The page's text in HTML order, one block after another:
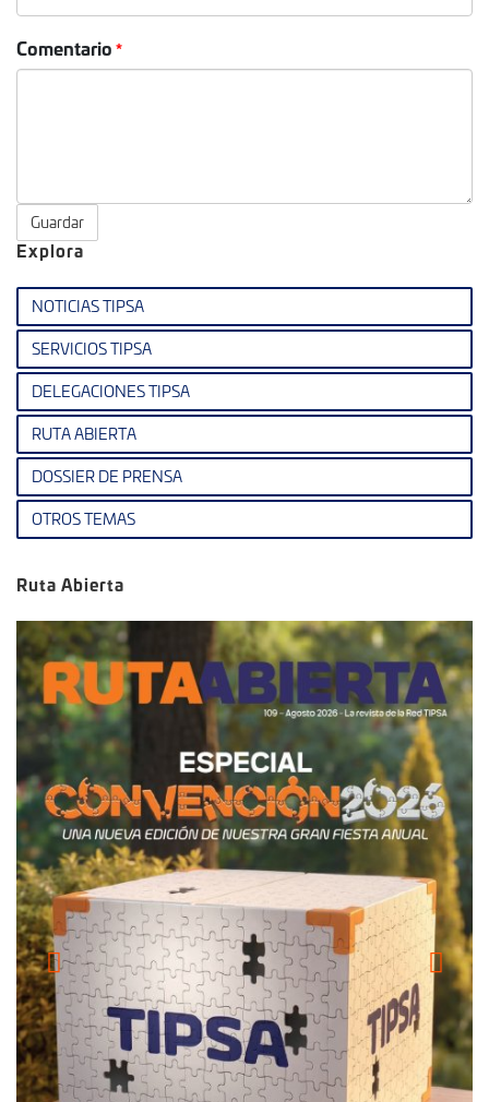
Comentario
Guardar
Explora
NOTICIAS TIPSA
SERVICIOS TIPSA
DELEGACIONES TIPSA
RUTA ABIERTA
DOSSIER DE PRENSA
OTROS TEMAS
Ruta Abierta